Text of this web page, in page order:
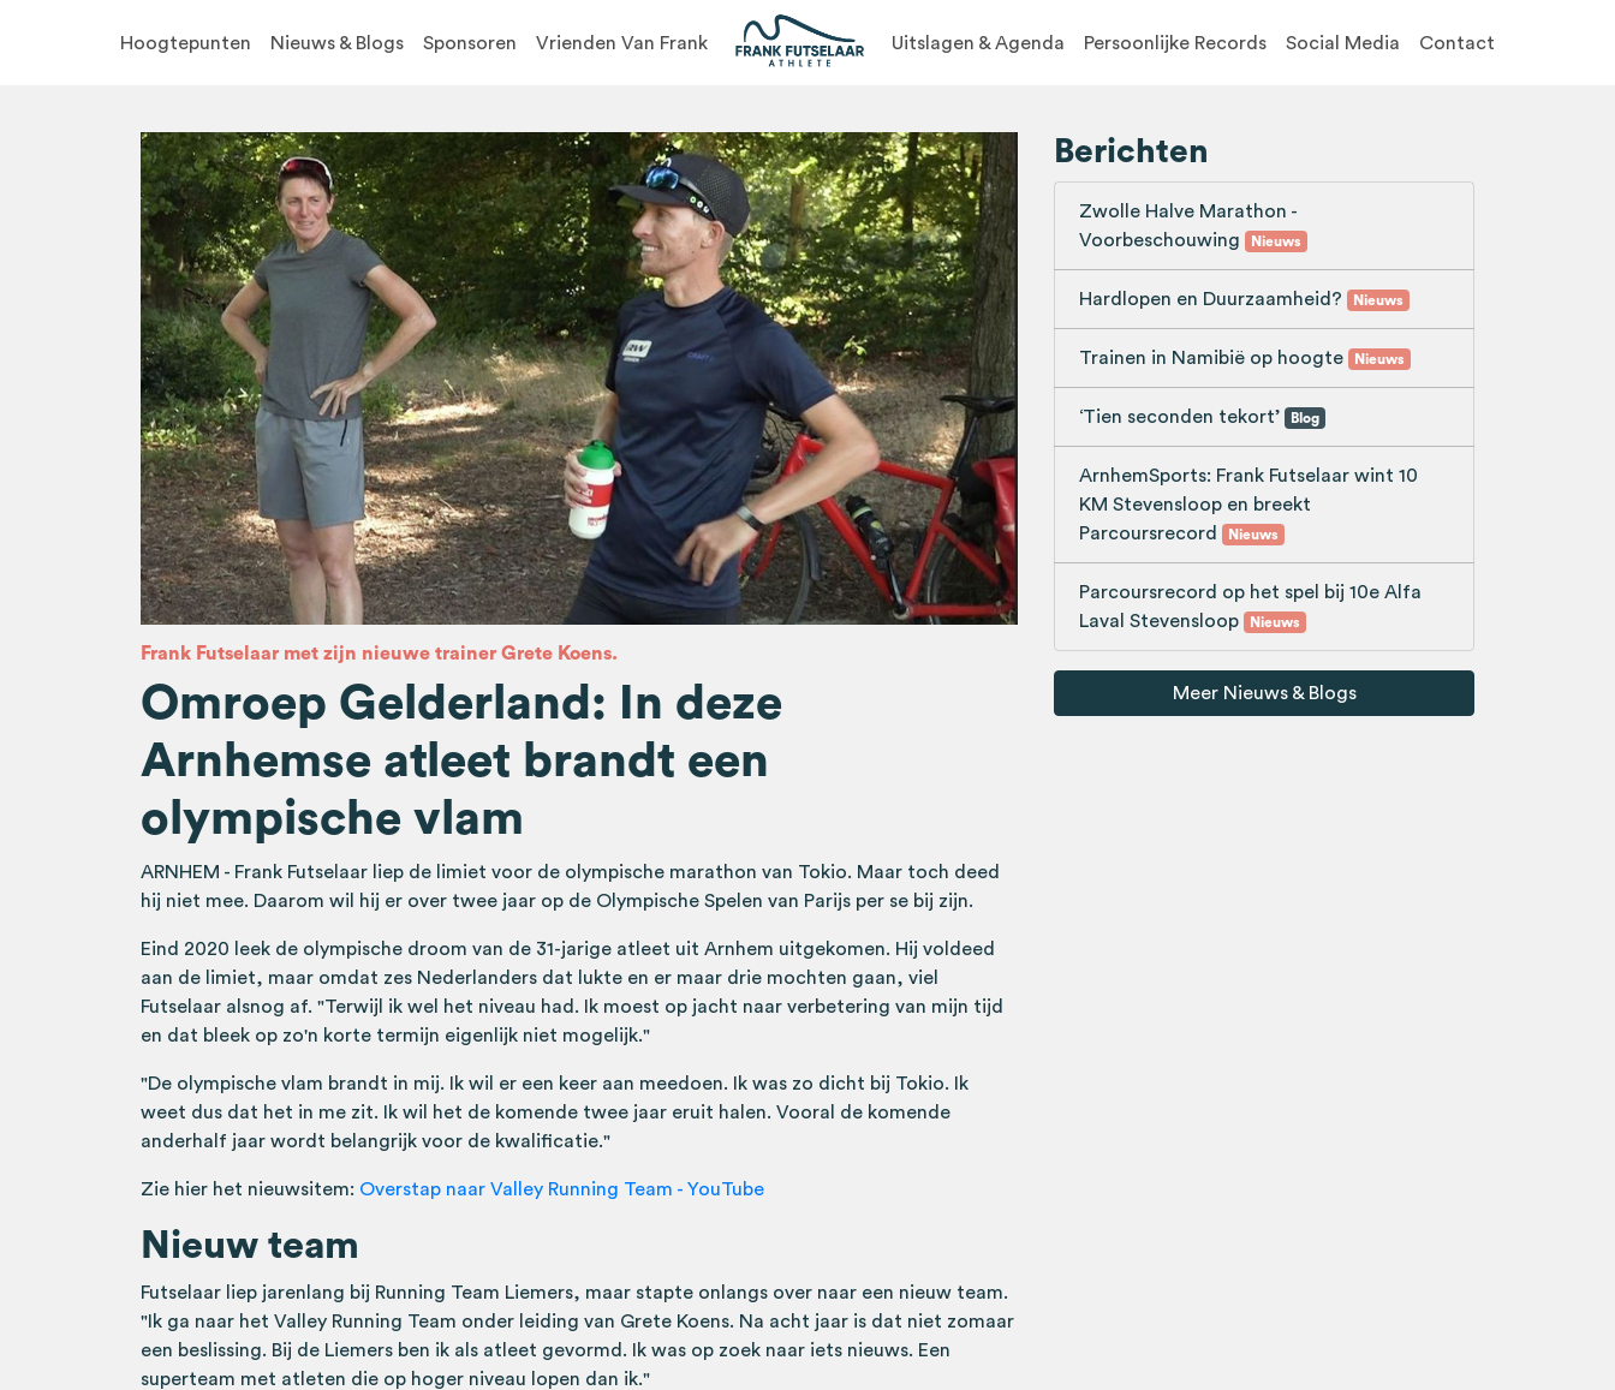
Hoogtepunten Nieuws & Blogs Sponsoren Vrienden Van Frank Uitslagen & Agenda Persoonlijke Records Social Media Contact
Frank Futselaar met zijn nieuwe trainer Grete Koens.
Omroep Gelderland: In deze
Arnhemse atleet brandt een
olympische vlam
ARNHEM - Frank Futselaar liep de limiet voor de olympische marathon van Tokio. Maar toch deed
hij niet mee. Daarom wil hij er over twee jaar op de Olympische Spelen van Parijs per se bij zijn.
Eind 2020 leek de olympische droom van de 31-jarige atleet uit Arnhem uitgekomen. Hij voldeed
aan de limiet, maar omdat zes Nederlanders dat lukte en er maar drie mochten gaan, viel
Futselaar alsnog af. "Terwijl ik wel het niveau had. Ik moest op jacht naar verbetering van mijn tijd
en dat bleek op zo'n korte termijn eigenlijk niet mogelijk."
"De olympische vlam brandt in mij. Ik wil er een keer aan meedoen. Ik was zo dicht bij Tokio. Ik
weet dus dat het in me zit. Ik wil het de komende twee jaar eruit halen. Vooral de komende
anderhalf jaar wordt belangrijk voor de kwalificatie."
Zie hier het nieuwsitem: Overstap naar Valley Running Team - YouTube
Nieuw team
Futselaar liep jarenlang bij Running Team Liemers, maar stapte onlangs over naar een nieuw team.
"Ik ga naar het Valley Running Team onder leiding van Grete Koens. Na acht jaar is dat niet zomaar
een beslissing. Bij de Liemers ben ik als atleet gevormd. Ik was op zoek naar iets nieuws. Een
superteam met atleten die op hoger niveau lopen dan ik."
Berichten
Zwolle Halve Marathon -
Voorbeschouwing
Nieuws
Hardlopen en Duurzaamheid? Nieuws
Trainen in Namibië op hoogte Nieuws
‘Tien seconden tekort’ Blog
ArnhemSports: Frank Futselaar wint 10
KM Stevensloop en breekt
Parcoursrecord
Nieuws
Parcoursrecord op het spel bij 10e Alfa
Laval Stevensloop
Nieuws
Meer Nieuws & Blogs